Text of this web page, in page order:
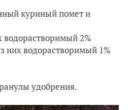
куриный помет и
водорастворимый 2%
них водорастворимый 1%
удобрения.